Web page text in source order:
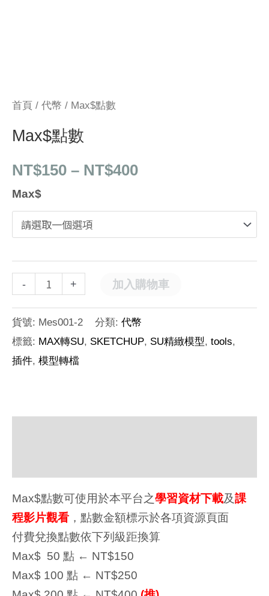
首頁 / 代幣 / Max$點數
Max$點數
NT$150 – NT$400
Max$
- + 加入購物車
貨號: Mes001-2 分類: 代幣
標籤: MAX轉SU, SKETCHUP, SU精緻模型, tools,
插件, 模型轉檔
Max$點數可使用於本平台之學習資材下載及課
程影片觀看 ，點數金額標示於各項資源頁面
付費兌換點數依下列級距換算
Max$ 50 點 ← NT$150
Max$ 100 點 ← NT$250